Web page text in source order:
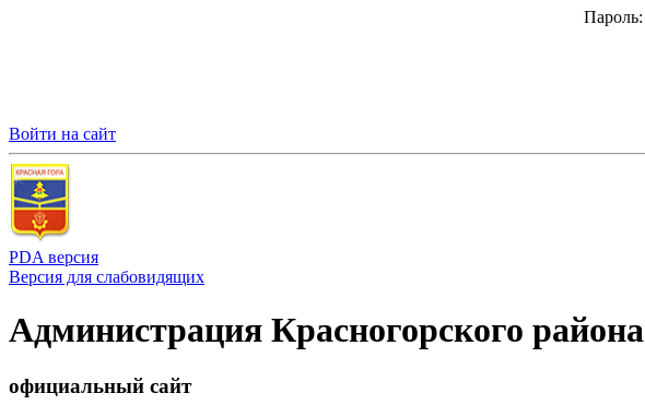
Пароль:
Войти на сайт
PDA версия
Версия для слабовидящих
Администрация Красногорского района
официальный сайт